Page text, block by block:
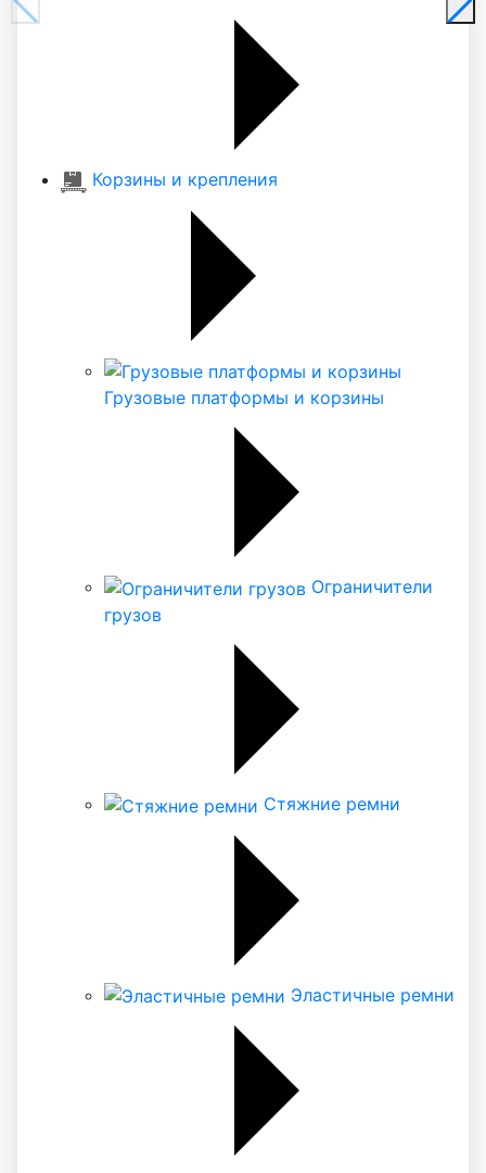
Корзины и крепления
Грузовые платформы и корзины
Ограничители
грузов
Стяжние ремни
Эластичные ремни